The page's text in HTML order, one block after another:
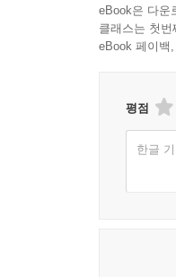
하 많은 불빛
안간힘으로
탯줄에 달린
강심江心에
어머니 태
eBook은 다운
클래스는 첫
eBook 페이백
평점
한글